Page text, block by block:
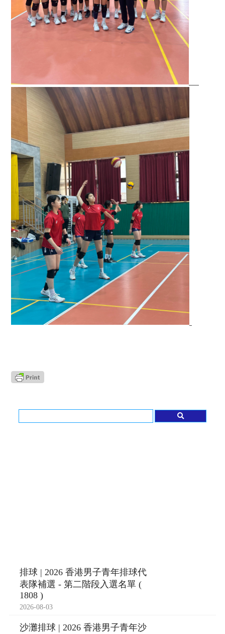
排球 | 2026 香港男子青年排球代
表隊補選 - 第二階段入選名單 (
1808 )
2026-08-03
沙灘排球 | 2026 香港男子青年沙